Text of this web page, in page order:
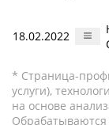
18.02.2022
* Страница-
услуги),
на основе
Обрабатываются